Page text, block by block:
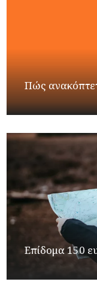
Πώς
Επίδομα 150